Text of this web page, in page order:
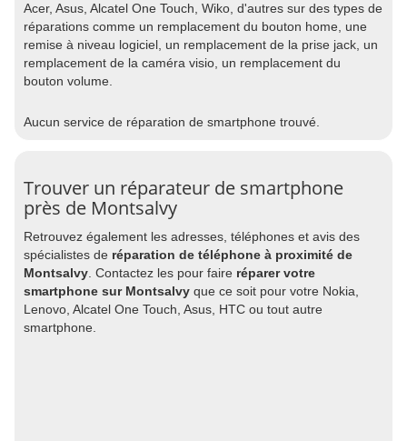
Acer, Asus, Alcatel One Touch, Wiko, d'autres sur des types de
réparations comme un remplacement du bouton home, une
remise à niveau logiciel, un remplacement de la prise jack, un
remplacement de la caméra visio, un remplacement du
bouton volume.
Aucun service de réparation de smartphone trouvé.
Trouver un réparateur de smartphone
près de Montsalvy
Retrouvez également les adresses, téléphones et avis des
spécialistes de réparation de téléphone à proximité de
Montsalvy . Contactez les pour faire réparer votre
smartphone sur Montsalvy que ce soit pour votre Nokia,
Lenovo, Alcatel One Touch, Asus, HTC ou tout autre
smartphone.